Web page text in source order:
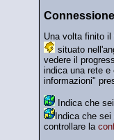
Connessione
Una volta finito
situato
vedere il
indica una rete e
informazioni"
Indica che sei
Indica che sei
controllare la